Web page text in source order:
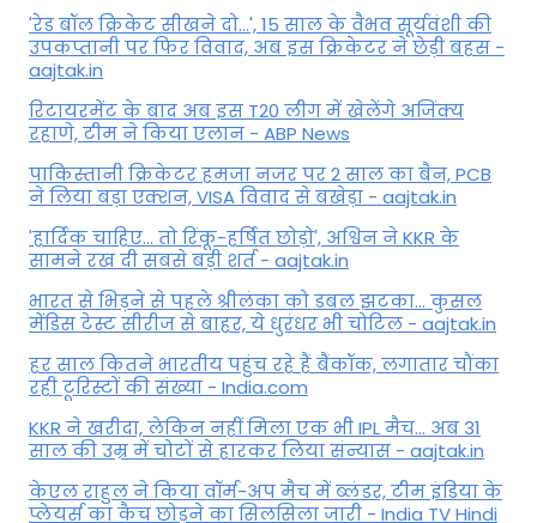
'रेड बॉल क्रिकेट सीखने दो...', 15 साल के वैभव सूर्यवंशी की
उपकप्तानी पर फ‍िर व‍िवाद, अब इस क्रिकेटर ने छेड़ी बहस -
aajtak.in
रिटायरमेंट के बाद अब इस T20 लीग में खेलेंगे अजिंक्य
रहाणे, टीम ने किया एलान - ABP News
पाकिस्तानी क्रिकेटर हमजा नजर पर 2 साल का बैन, PCB
ने ल‍िया बड़ा एक्शन, VISA व‍िवाद से बखेड़ा - aajtak.in
'हार्दिक चाहिए... तो रिंकू-हर्षित छोड़ो', अश्विन ने KKR के
सामने रख दी सबसे बड़ी शर्त - aajtak.in
भारत से भिड़ने से पहले श्रीलंका को डबल झटका... कुसल
मेंडिस टेस्ट सीरीज से बाहर, ये धुरंधर भी चोटिल - aajtak.in
हर साल कितने भारतीय पहुंच रहे हैं बैंकॉक, लगातार चौंका
रही टूरिस्टों की संख्या - India.com
KKR ने खरीदा, लेकिन नहीं मिला एक भी IPL मैच... अब 31
साल की उम्र में चोटों से हारकर लिया संन्यास - aajtak.in
केएल राहुल ने किया वॉर्म-अप मैच में ब्लंडर, टीम इंडिया के
प्लेयर्स का कैच छोड़ने का सिलसिला जारी - India TV Hindi